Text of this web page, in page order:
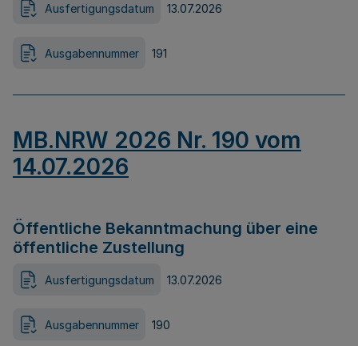
Ausfertigungsdatum 13.07.2026
Ausgabennummer 191
MB.NRW 2026 Nr. 190 vom
14.07.2026
Öffentliche Bekanntmachung über eine
öffentliche Zustellung
Ausfertigungsdatum 13.07.2026
Ausgabennummer 190